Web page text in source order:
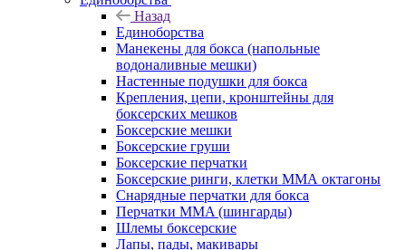
Назад
Единоборства
Манекены для бокса (напольные
водоналивные мешки)
Настенные подушки для бокса
Крепления, цепи, кронштейны для
боксерских мешков
Боксерские мешки
Боксерские груши
Боксерские перчатки
Боксерские ринги, клетки ММА октагоны
Снарядные перчатки для бокса
Перчатки MMA (шингарды)
Шлемы боксерские
Лапы, пады, макивары